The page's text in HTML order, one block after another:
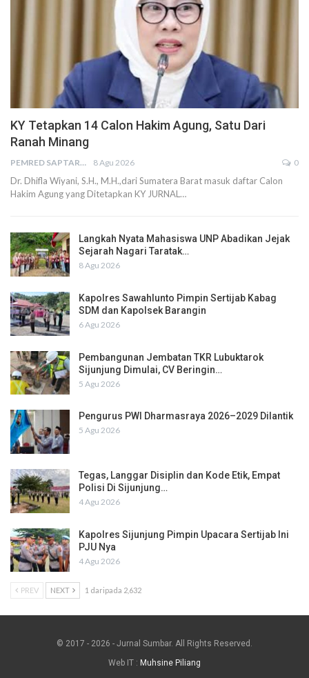
KY Tetapkan 14 Calon Hakim Agung, Satu Dari
Ranah Minang
PEMRED SAPTARIUS 8 Agu 2026 0
Dr. Dhifla Wiyani, S.H., M.H.,dari Sumatera Barat masuk daftar Calon
Hakim Agung yang Ditetapkan KY JURNAL…
Langkah Nyata Mahasiswa UNP Abadikan Jejak
Sejarah Nagari Taratak…
8 Agu 2026
Kapolres Sawahlunto Pimpin Sertijab Kabag
SDM dan Kapolsek Barangin
6 Agu 2026
Pembangunan Jembatan TKR Lubuktarok
Sijunjung Dimulai, CV Beringin…
5 Agu 2026
Pengurus PWI Dharmasraya 2026–2029 Dilantik
5 Agu 2026
Tegas, Langgar Disiplin dan Kode Etik, Empat
Polisi Di Sijunjung…
4 Agu 2026
Kapolres Sijunjung Pimpin Upacara Sertijab Ini
PJU Nya
4 Agu 2026
PREV NEXT 1 daripada 2,632
© 2017 - 2026 - Jurnal Sumbar. All Rights Reserved.
Web IT : Muhsine Piliang